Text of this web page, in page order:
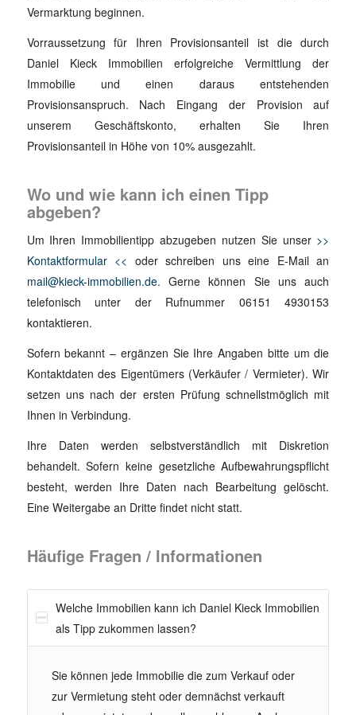
Vermarktung beginnen.
Vorraussetzung für Ihren Provisionsanteil ist die durch
Daniel Kieck Immobilien erfolgreiche Vermittlung der
Immobilie und einen daraus entstehenden
Provisionsanspruch. Nach Eingang der Provision auf
unserem Geschäftskonto, erhalten Sie Ihren
Provisionsanteil in Höhe von 10% ausgezahlt.
Wo und wie kann ich einen Tipp
abgeben?
Um Ihren Immobilientipp abzugeben nutzen Sie unser >>
Kontaktformular << oder schreiben uns eine E-Mail an
mail@kieck-immobilien.de. Gerne können Sie uns auch
telefonisch unter der Rufnummer 06151 4930153
kontaktieren.
Sofern bekannt – ergänzen Sie Ihre Angaben bitte um die
Kontaktdaten des Eigentümers (Verkäufer / Vermieter). Wir
setzen uns nach der ersten Prüfung schnellstmöglich mit
Ihnen in Verbindung.
Ihre Daten werden selbstverständlich mit Diskretion
behandelt. Sofern keine gesetzliche Aufbewahrungspflicht
besteht, werden Ihre Daten nach Bearbeitung gelöscht.
Eine Weitergabe an Dritte findet nicht statt.
Häufige Fragen / Informationen
Welche Immobilien kann ich Daniel Kieck Immobilien
als Tipp zukommen lassen?
Sie können jede Immobilie die zum Verkauf oder
zur Vermietung steht oder demnächst verkauft